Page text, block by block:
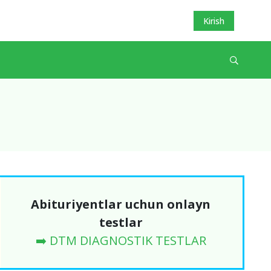
Kirish
Abituriyentlar uchun onlayn
testlar
➡️ DTM DIAGNOSTIK TESTLAR